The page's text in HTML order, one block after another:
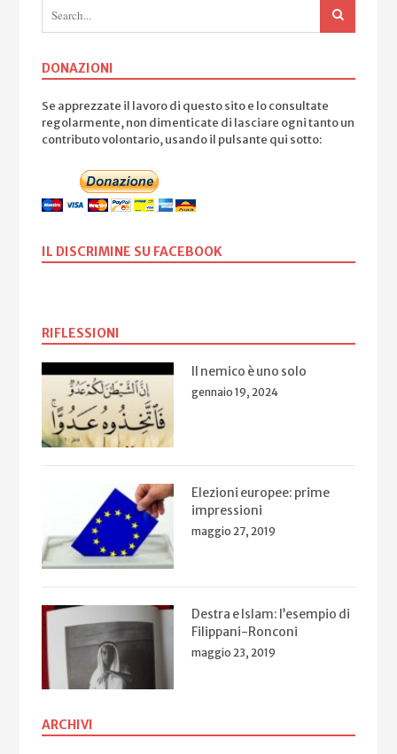
DONAZIONI
Se apprezzate il lavoro di questo sito e lo consultate
regolarmente, non dimenticate di lasciare ogni tanto un
contributo volontario, usando il pulsante qui sotto:
IL DISCRIMINE SU FACEBOOK
RIFLESSIONI
Il nemico è uno solo
gennaio 19, 2024
Elezioni europee: prime
impressioni
maggio 27, 2019
Destra e Islam: l’esempio di
Filippani-Ronconi
maggio 23, 2019
ARCHIVI